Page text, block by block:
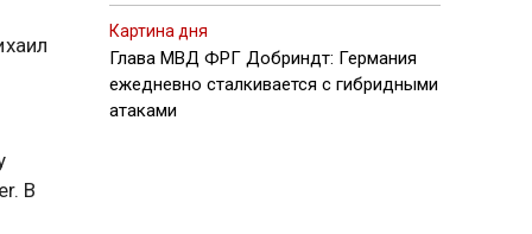
В
Картина дня
Глава МВД ФРГ Добриндт: Германия
ежедневно сталкивается с гибридными
атаками